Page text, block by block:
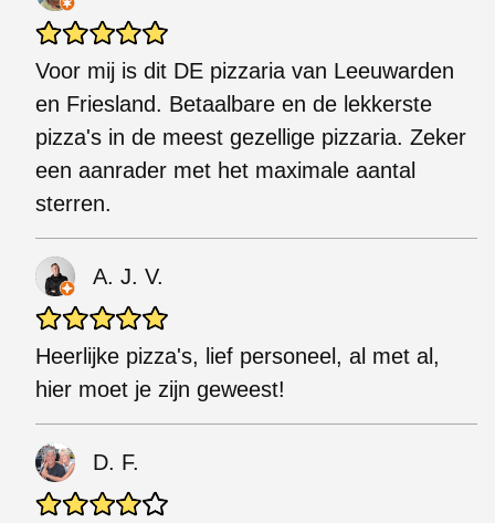
Voor mij is dit DE pizzaria van Leeuwarden
en Friesland. Betaalbare en de lekkerste
pizza's in de meest gezellige pizzaria. Zeker
een aanrader met het maximale aantal
sterren.
A. J. V.
Heerlijke pizza's, lief personeel, al met al,
hier moet je zijn geweest!
D. F.